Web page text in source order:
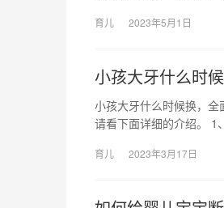
育儿 2023年5月1日
小孩大牙什么时
小孩大牙什么时候换，
请看下面详细的介绍。
育儿 2023年3月17日